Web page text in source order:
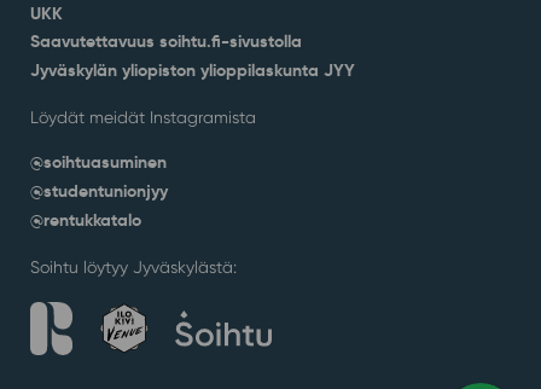
UKK
Saavutettavuus soihtu.fi-sivustolla
Jyväskylän yliopiston ylioppilaskunta JYY
Löydät meidät Instagramista
@soihtuasuminen
@studentunionjyy
@rentukkatalo
Soihtu löytyy Jyväskylästä: